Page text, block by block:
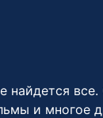
найдется
и многое